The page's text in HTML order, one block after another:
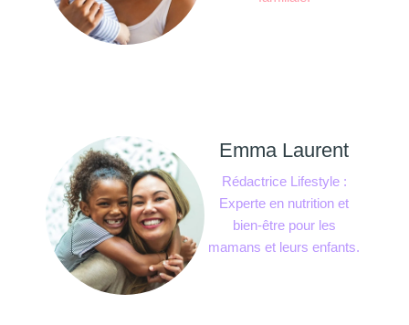
Emma Laurent
Rédactrice Lifestyle :
Experte en nutrition et
bien-être pour les
mamans et leurs enfants.